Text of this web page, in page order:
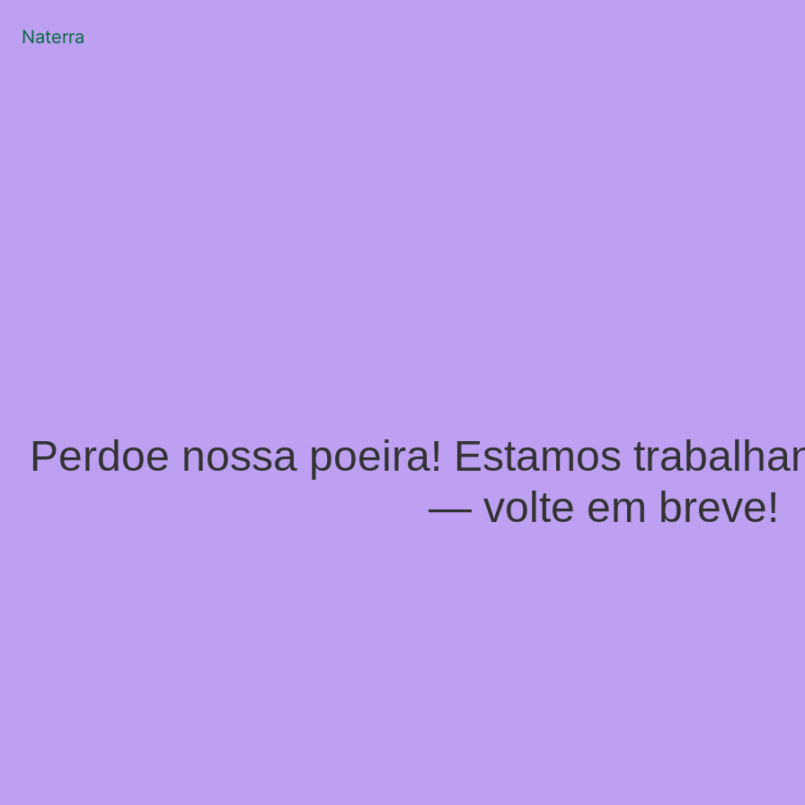
Naterra
Perdoe nossa poeira! Estamos
— volte em breve!